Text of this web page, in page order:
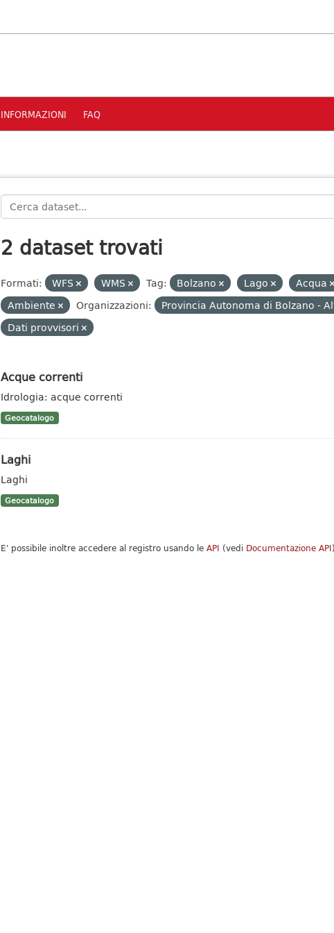
INFORMAZIONI FAQ
2 dataset trovati
Formati: WFS WMS Tag: Bolzano Lago
Acqua
Ambiente
Organizzazioni:
Provincia Autonoma di Bolzano -
Dati provvisori
Acque correnti
Idrologia: acque correnti
Geocatalogo
Laghi
Laghi
Geocatalogo
E' possibile inoltre accedere al registro usando le API (vedi Documentazione API